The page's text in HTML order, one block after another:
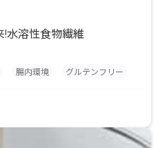
水溶性食物繊維
腸内環境 グルテンフリー